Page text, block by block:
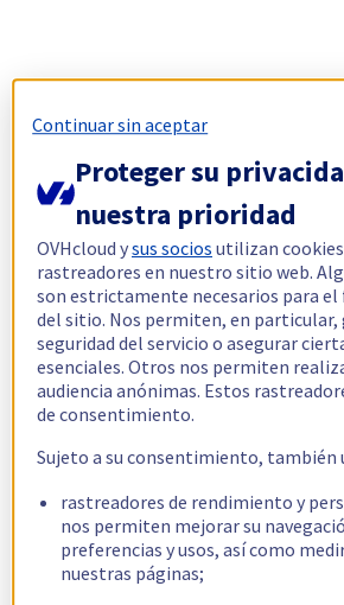
Continuar sin aceptar
Proteger su
nuestra prioridad
OVHcloud ysus socios utilizan
rastreadores en nuestro sitio web.
son estrictamente necesarios para
del sitio. Nos permiten, en
seguridad del servicio o asegurar
esenciales. Otros nos permiten
audiencia anónimas. Estos
de consentimiento.
Sujeto a su consentimiento, también
rastreadores de rendimiento y
nos permiten mejorar su
preferencias y usos, así como
nuestras páginas;